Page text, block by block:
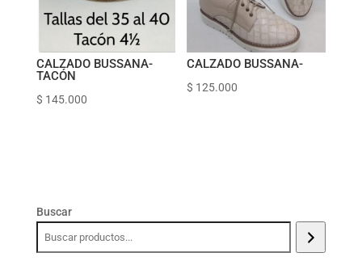
CALZADO BUSSANA-
TACÓN
$ 145.000
CALZADO BUSSANA-
$ 125.000
Buscar